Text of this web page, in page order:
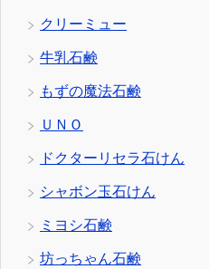
クリーミュー
牛乳石鹸
もずの魔法石鹸
ＵＮＯ
ドクターリセラ石けん
シャボン玉石けん
ミヨシ石鹸
坊っちゃん石鹸